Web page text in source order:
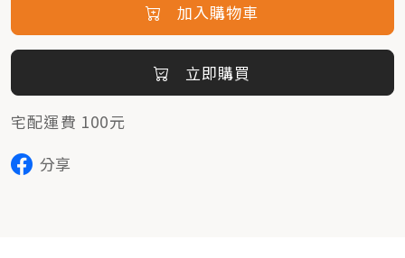
加入購物車
立即購買
宅配運費 100元
分享